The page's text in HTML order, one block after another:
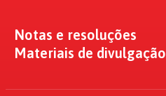
Notas e resoluções
Materiais de divulgação